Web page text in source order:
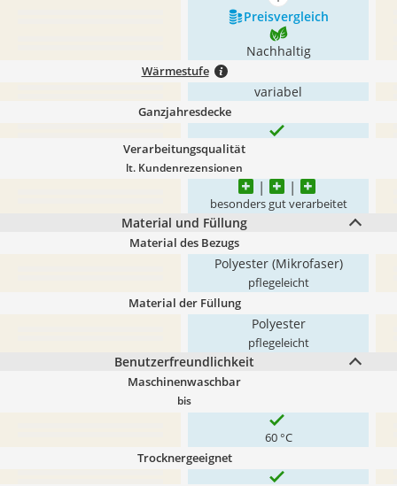
Preis­vergleich
Nachhaltig
Wärmestufe
variabel
Ganzjahresdecke
Verarbeitungsqualität
lt. Kundenrezensionen
besonders gut verarbeitet
Material und Füllung
Material des Bezugs
Polyester (Mikrofaser)
pflegeleicht
Material der Füllung
Polyester
pflegeleicht
Benutzerfreundlichkeit
Maschinenwaschbar
bis
60 °C
Trocknergeeignet